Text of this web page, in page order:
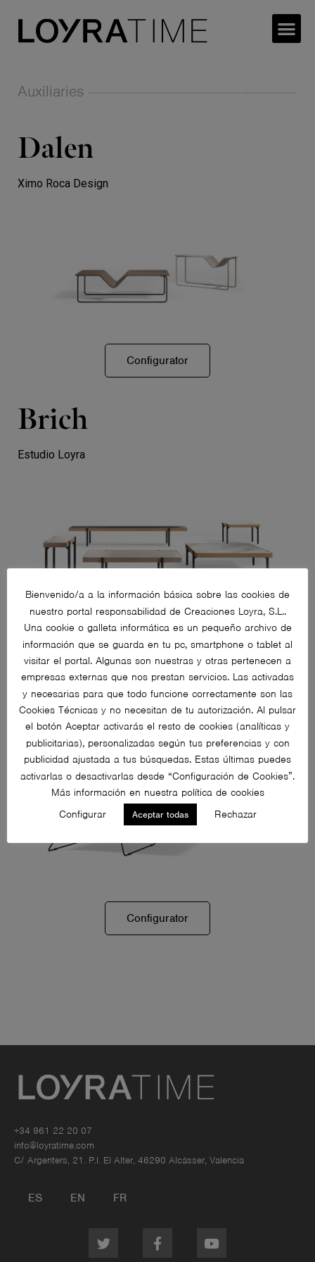
Auxiliaries
Dalen
Ximo Roca Design
Configurator
Brich
Estudio Loyra
Configurator
Nudos
Ximo Roca Design
Configurator
+34 961 22 20 07
info@loyratime.com
C/ Argenters, 21. P.I. El Alter, 46290 Alcàsser, Valencia
ES EN FR
Bienvenido/a a la información básica sobre las cookies de
nuestro portal responsabilidad de Creaciones Loyra, S.L..
Una cookie o galleta informática es un pequeño archivo de
información que se guarda en tu pc, smartphone o tablet al
visitar el portal. Algunas son nuestras y otras pertenecen a
empresas externas que nos prestan servicios. Las activadas
y necesarias para que todo funcione correctamente son las
Cookies Técnicas y no necesitan de tu autorización. Al pulsar
el botón Aceptar activarás el resto de cookies (analíticas y
publicitarias), personalizadas según tus preferencias y con
publicidad ajustada a tus búsquedas. Estas últimas puedes
activarlas o desactivarlas desde “Configuración de Cookies”.
Más información en nuestra política de cookies
Configurar
Aceptar todas Rechazar